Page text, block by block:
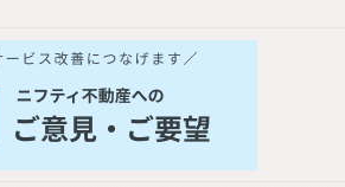
り込んでいます！
2階以上
ペット相談